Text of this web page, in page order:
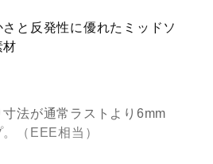
と反発性に優れたミッドソ
材
寸法が通常ラストより6mm
（EEE相当）